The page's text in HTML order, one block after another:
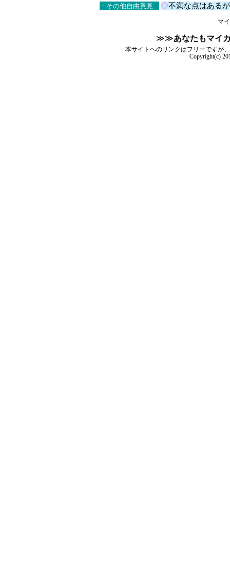
・その他自由意見 ◇不満な点はある
マ
≫≫あなたもマイ
本サイトへのリンクはフリーですが
Copyright(c)